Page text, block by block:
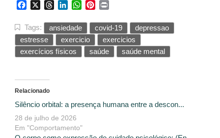
FacebookThreadsLinkedInWhatsApp
Pinterest
Tags: ansiedade covid-19
depressao
estresse
exercicio
exercicios
exercícios físicos
saúde saúde mental
Relacionado
Silêncio orbital: a presença humana entre a descon...
28 de julho de 2026
Em "Comportamento"